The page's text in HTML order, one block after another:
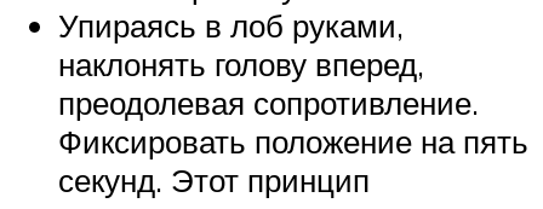
Упираясь в лоб руками,
наклонять голову вперед,
преодолевая сопротивление.
Фиксировать положение на пять
секунд. Этот принцип